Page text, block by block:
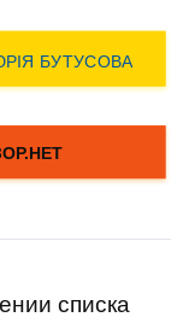
списка